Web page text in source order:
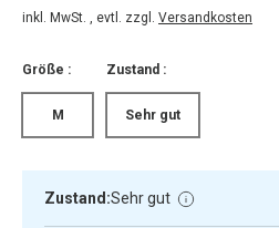
inkl. MwSt. , evtl. zzgl. Versandkosten
Größe :
M
Zustand :
Sehr gut
Zustand:Sehr gut